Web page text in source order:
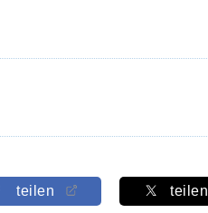
teilen teilen